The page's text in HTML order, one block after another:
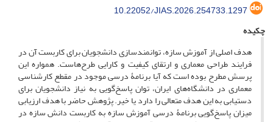
10.22052/JIAS.2026.254733.1297
چکیده
هدف اصلی از آموزش سازه، توانمندسازی دانشجویان برای کاربست آن در
فرایند طراحی معماری و ارتقای کیفیت و کارایی طرح‌هاست. همواره این
پرسش مطرح بوده است که آیا برنامۀ درسی موجود در مقطع کارشناسی
معماری در دانشگاه‌های ایران، توان پاسخ‌گویی به نیاز دانشجویان برای
دستیابی به این هدف متعالی را دارد یا خیر. پژوهش حاضر با هدف ارزیابی
میزان پاسخ‌گویی برنامۀ درسی آموزش سازه به کاربست دانش سازه در